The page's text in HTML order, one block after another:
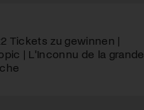
Tickets zu gewinnen |
| L'Inconnu de la grande